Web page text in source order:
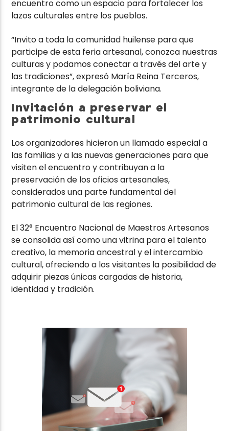
encuentro como un espacio para fortalecer los
lazos culturales entre los pueblos.
“Invito a toda la comunidad huilense para que
participe de esta feria artesanal, conozca nuestras
culturas y podamos conectar a través del arte y
las tradiciones”, expresó María Reina Terceros,
integrante de la delegación boliviana.
Invitación a preservar el
patrimonio cultural
Los organizadores hicieron un llamado especial a
las familias y a las nuevas generaciones para que
visiten el encuentro y contribuyan a la
preservación de los oficios artesanales,
considerados una parte fundamental del
patrimonio cultural de las regiones.
El 32° Encuentro Nacional de Maestros Artesanos
se consolida así como una vitrina para el talento
creativo, la memoria ancestral y el intercambio
cultural, ofreciendo a los visitantes la posibilidad de
adquirir piezas únicas cargadas de historia,
identidad y tradición.